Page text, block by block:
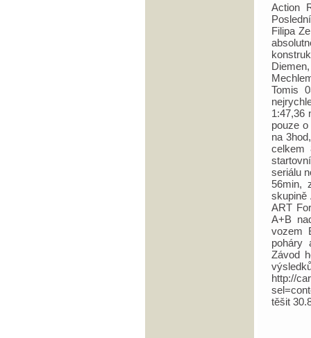
Action
Filipa
Tomis
1:47,36
pouze
na
celkem
seriálu
56min,
skupině
ART
A+B
vozem
poháry
Závod
http://
těšit